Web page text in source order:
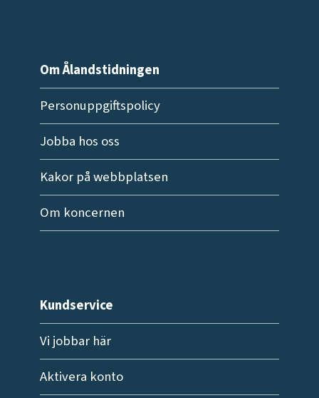
Om Ålandstidningen
Personuppgiftspolicy
Jobba hos oss
Kakor på webbplatsen
Om koncernen
Kundservice
Vi jobbar här
Aktivera konto